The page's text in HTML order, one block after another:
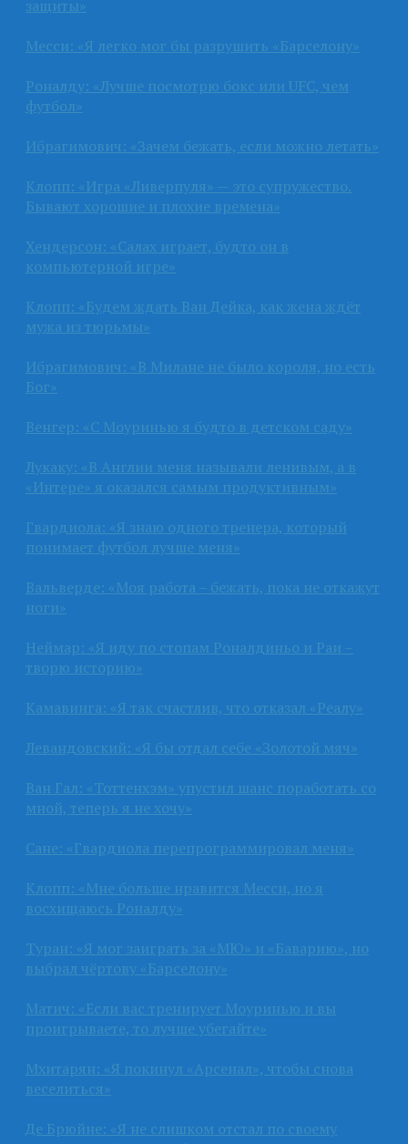
защиты»
Месси: «Я легко мог бы разрушить «Барселону»
Роналду: «Лучше посмотрю бокс или UFC, чем
футбол»
Ибрагимович: «Зачем бежать, если можно летать»
Клопп: «Игра «Ливерпуля» — это супружество.
Бывают хорошие и плохие времена»
Хендерсон: «Салах играет, будто он в
компьютерной игре»
Клопп: «Будем ждать Ван Дейка, как жена ждёт
мужа из тюрьмы»
Ибрагимович: «В Милане не было короля, но есть
Бог»
Венгер: «С Моуринью я будто в детском саду»
Лукаку: «В Англии меня называли ленивым, а в
«Интере» я оказался самым продуктивным»
Гвардиола: «Я знаю одного тренера, который
понимает футбол лучше меня»
Вальверде: «Моя работа – бежать, пока не откажут
ноги»
Неймар: «Я иду по стопам Роналдиньо и Раи –
творю историю»
Камавинга: «Я так счастлив, что отказал «Реалу»
Левандовский: «Я бы отдал себе «Золотой мяч»
Ван Гал: «Тоттенхэм» упустил шанс поработать со
мной, теперь я не хочу»
Сане: «Гвардиола перепрограммировал меня»
Клопп: «Мне больше нравится Месси, но я
восхищаюсь Роналду»
Туран: «Я мог заиграть за «МЮ» и «Баварию», но
выбрал чёртову «Барселону»
Матич: «Если вас тренирует Моуринью и вы
проигрываете, то лучше убегайте»
Мхитарян: «Я покинул «Арсенал», чтобы снова
веселиться»
Де Брюйне: «Я не слишком отстал по своему